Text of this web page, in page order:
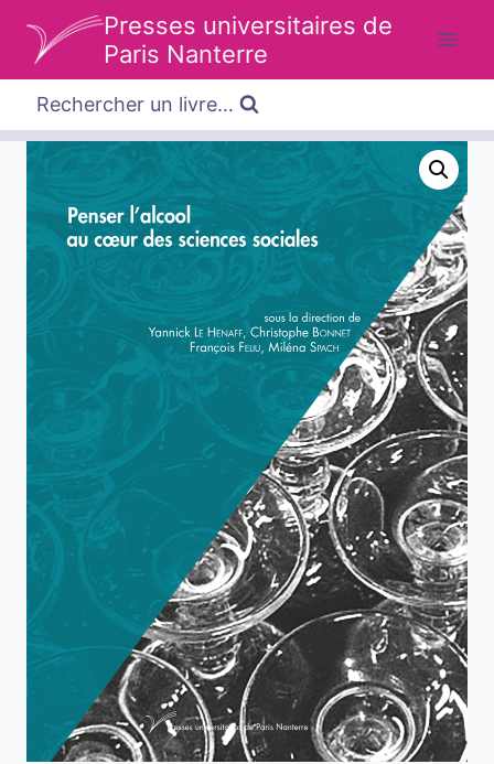
Presses universitaires de
Paris Nanterre
Rechercher un livre…